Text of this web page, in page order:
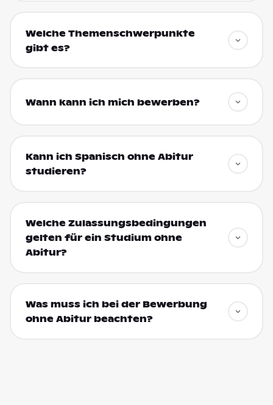
Welche Themenschwerpunkte
gibt es?
Wann kann ich mich bewerben?
Kann ich Spanisch ohne Abitur
studieren?
Welche Zulassungsbedingungen
gelten für ein Studium ohne
Abitur?
Was muss ich bei der Bewerbung
ohne Abitur beachten?